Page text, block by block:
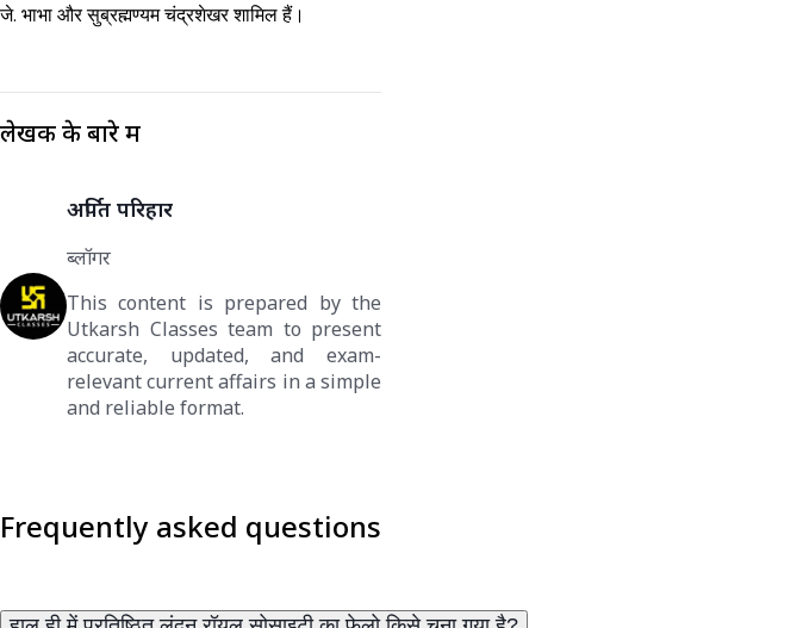
जे. भाभा और सुब्रह्मण्यम चंद्रशेखर शामिल हैं।
लेखक के बारे में
अर्पित परिहार
ब्लॉगर
This content is prepared by the
Utkarsh Classes team to present
accurate, updated, and exam-
relevant current affairs in a simple
and reliable format.
Frequently asked questions